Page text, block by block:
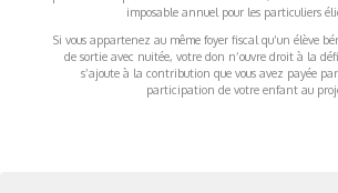
imposable annuel pour les particuliers
Si vous appartenez au même foyer fiscal qu’un élève
de sortie avec nuitée, votre don n’ouvre droit à la
s’ajoute à la contribution que vous avez payée
participation de votre enfant au